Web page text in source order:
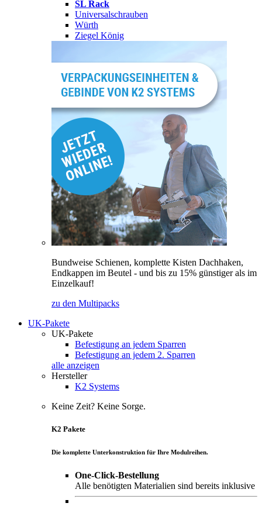
SL Rack
Universalschrauben
Würth
Ziegel König
Bundweise Schienen, komplette Kisten Dachhaken,
Endkappen im Beutel - und bis zu 15% günstiger als im
Einzelkauf!
zu den Multipacks
UK-Pakete
UK-Pakete
Befestigung an jedem Sparren
Befestigung an jedem 2. Sparren
alle anzeigen
Hersteller
K2 Systems
Keine Zeit? Keine Sorge.
K2 Pakete
Die komplette Unterkonstruktion für Ihre Modulreihen.
One-Click-Bestellung
Alle benötigten Materialien sind bereits inklusive